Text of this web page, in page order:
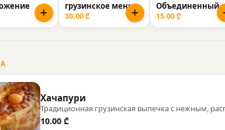
грузинское меню
30.00 ₾
Объединенный
15.00 ₾
Хачапури
10.00 ₾